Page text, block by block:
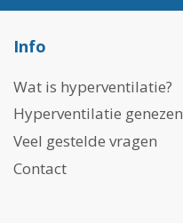
Info
Wat is hyperventilatie?
Hyperventilatie genezen
Veel gestelde vragen
Contact